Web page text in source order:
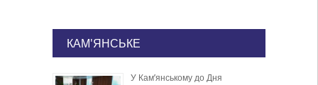
КАМ'ЯНСЬКЕ
У Кам’янському до Дня